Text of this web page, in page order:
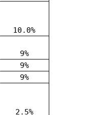
10.0%
9%
9%
9%
2.5%